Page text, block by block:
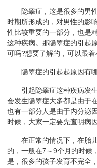
隐睾症，这是很多的男
时期所形成的，对男性的影
性比较重要的一部分，也是
这种疾病。那隐睾症的引起
可吗?想要了解的，可以跟
隐睾症的引起起原因有
引起隐睾症这种疾病发
会发生隐睾症大多都是由于
也有一部分人是由于内分泌
时候，大家一定要先查明病
在正常的情况下，在胎
的，一般在7～9个月的时候
是，很多的孩子发育不完全